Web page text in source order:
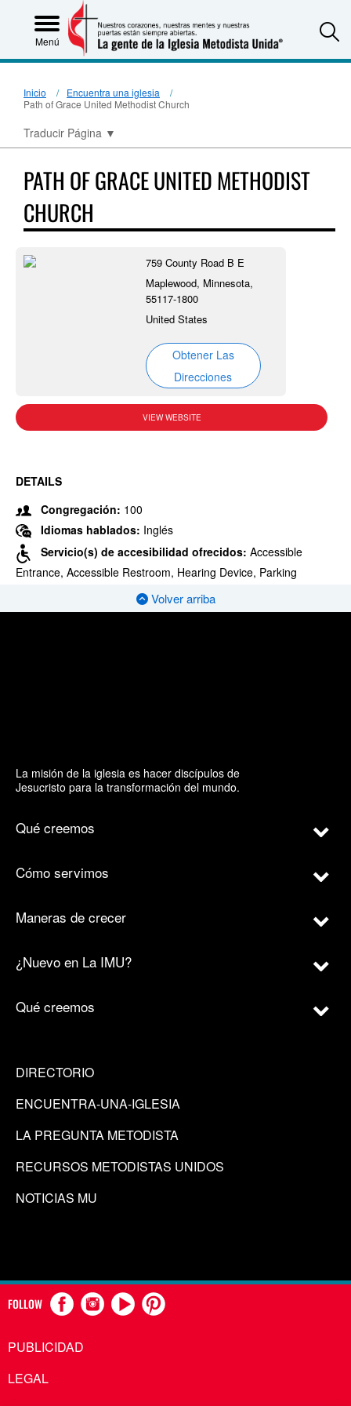
Menú
Inicio
Encuentra una iglesia
Path of Grace United Methodist Church
Traducir Página ▼
PATH OF GRACE UNITED METHODIST
CHURCH
759 County Road B E
Maplewood, Minnesota,
55117-1800
United States
Obtener Las
Direcciones
VIEW WEBSITE
DETAILS
Congregación: 100
Idiomas hablados: Inglés
Servicio(s) de accesibilidad ofrecidos: Accessible
Entrance, Accessible Restroom, Hearing Device, Parking
Volver arriba
La misión de la iglesia es hacer discípulos de
Jesucristo para la transformación del mundo.
Qué creemos
Cómo servimos
Maneras de crecer
¿Nuevo en La IMU?
Qué creemos
DIRECTORIO
ENCUENTRA-UNA-IGLESIA
LA PREGUNTA METODISTA
RECURSOS METODISTAS UNIDOS
NOTICIAS MU
FOLLOW
PUBLICIDAD
LEGAL